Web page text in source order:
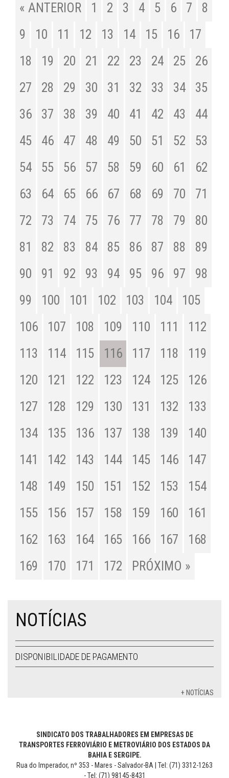
« ANTERIOR 1 2 3 4 5 6 7
8
9
10 11 12 13 14 15 16
17
18
19 20 21 22 23 24 25
26
27
28 29 30 31 32 33 34
35
36
37 38 39 40 41 42 43
44
45
46 47 48 49 50 51 52
53
54
55 56 57 58 59 60 61
62
63
64 65 66 67 68 69 70
71
72
73 74 75 76 77 78 79
80
81
82 83 84 85 86 87 88
89
90
91 92 93 94 95 96 97
98
99
100 101 102 103 104
105
106
107 108 109 110 111
112
113
114 115 116 117 118
119
120
121 122 123 124 125
126
127
128 129 130 131 132
133
134
135 136 137 138 139
140
141
142 143 144 145 146
147
148
149 150 151 152 153
154
155
156 157 158 159 160
161
162
163 164 165 166 167
168
169
170 171 172 PRÓXIMO »
NOTÍCIAS
DISPONIBILIDADE DE PAGAMENTO
+ NOTÍCIAS
SINDICATO DOS TRABALHADORES EM EMPRESAS DE
TRANSPORTES FERROVIÁRIO E METROVIÁRIO DOS ESTADOS DA
BAHIA E SERGIPE.
Rua do Imperador, nº 353 - Mares - Salvador-BA | Tel: (71) 3312-1263
- Tel: (71) 98145-8431